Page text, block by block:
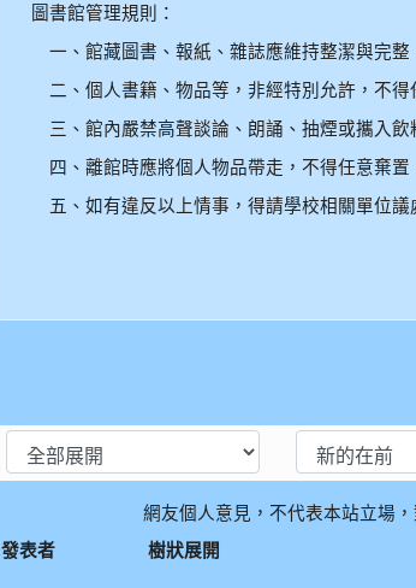
圖書館管理規則：
一、館藏圖書、報紙、雜誌應維持整潔與完整
二、個人書籍、物品等，非經特別允許，不得
三、館內嚴禁高聲談論、朗誦、抽煙或攜入飲
四、離館時應將個人物品帶走，不得任意棄置
五、如有違反以上情事，得請學校相關單位議
網友個人意見，不代表本站立場
發表者
樹狀展開